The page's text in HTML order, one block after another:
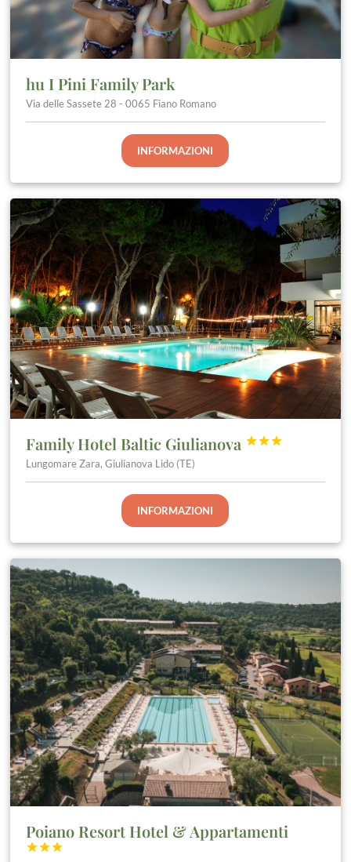
hu I Pini Family Park
Via delle Sassete 28 - 0065 Fiano Romano
INFORMAZIONI
Family Hotel Baltic Giulianova 


Lungomare Zara, Giulianova Lido (TE)
INFORMAZIONI
Poiano Resort Hotel & Appartamenti


